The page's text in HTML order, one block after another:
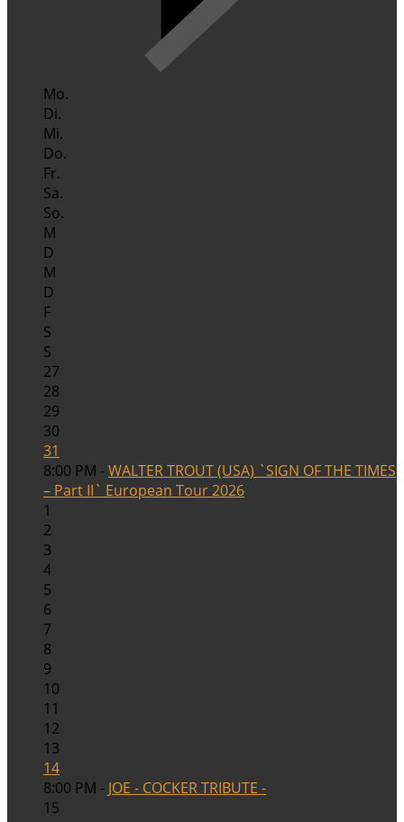
Mo.
Di.
Mi.
Do.
Fr.
Sa.
So.
M
D
M
D
F
S
S
27
28
29
30
31
8:00 PM -WALTER TROUT (USA) `SIGN OF THE TIMES
– Part II` European Tour 2026
1
2
3
4
5
6
7
8
9
10
11
12
13
14
8:00 PM - JOE - COCKER TRIBUTE -
15